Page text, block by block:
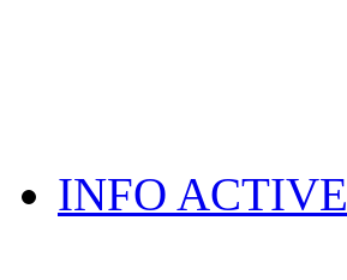
INFO ACTIVE